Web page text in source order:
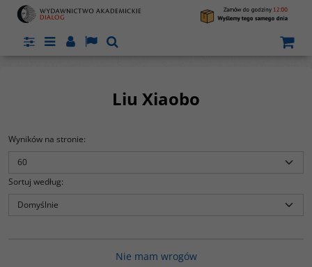
PanelMenuPanelLangSzukaj
Liu Xiaobo
Wyników na stronie:
Sortuj według:
Nie mam wrogów